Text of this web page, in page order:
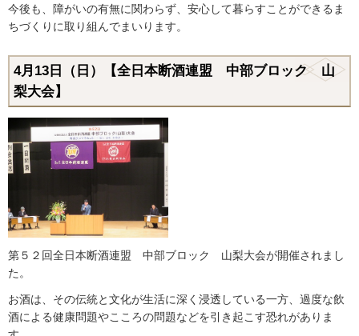
今後も、障がいの有無に関わらず、安心して暮らすことができるま
ちづくりに取り組んでまいります。
4月13日（日）【全日本断酒連盟 中部ブロック 山
梨大会】
第５２回全日本断酒連盟 中部ブロック 山梨大会が開催されまし
た。
お酒は、その伝統と文化が生活に深く浸透している一方、過度な飲
酒による健康問題やこころの問題などを引き起こす恐れがありま